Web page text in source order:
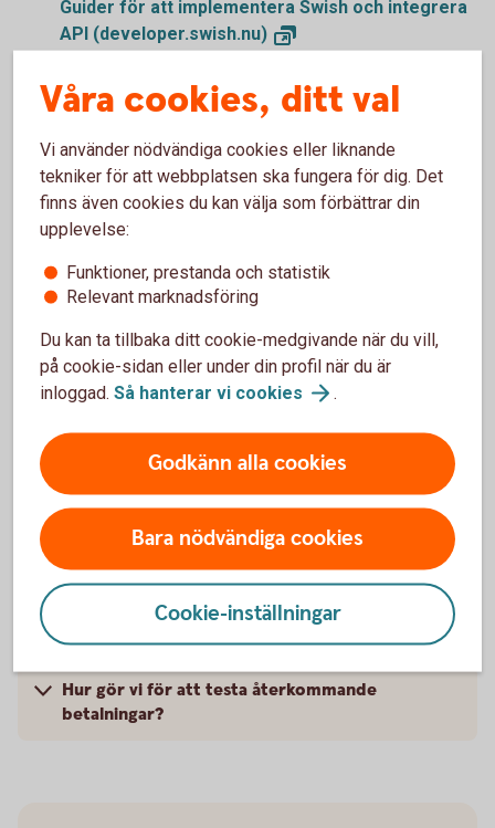
Guider för att implementera Swish och integrera
API (developer.swish.nu)
Partners hos Swish
Vanliga frågor och svar, samt
villkor
Vad är Swish Återkommande betalningar?
Vilka passar Swish Återkommande betalningar
för?
Vad behöver vi för att kunna erbjuda tjänsten?
Vad är fördelen med tjänsten för era kunder?
Vad behöver kunden göra?
Hur gör vi för att testa återkommande
betalningar?
Våra cookies, ditt val
Vi använder nödvändiga cookies eller liknande
tekniker för att webbplatsen ska fungera för dig. Det
finns även cookies du kan välja som förbättrar din
upplevelse:
Funktioner, prestanda och statistik
Relevant marknadsföring
Du kan ta tillbaka ditt cookie-medgivande när du vill,
på cookie-sidan eller under din profil när du är
inloggad. Så hanterar vi cookies .
Godkänn alla cookies
Bara nödvändiga cookies
Cookie-inställningar